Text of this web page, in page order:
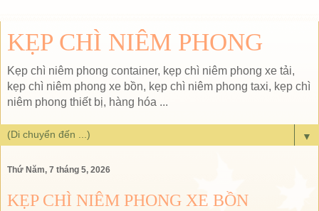
KẸP CHÌ NIÊM PHONG
Kẹp chì niêm phong container, kẹp chì niêm phong xe tải,
kẹp chì niêm phong xe bồn, kẹp chì niêm phong taxi, kẹp chì
niêm phong thiết bị, hàng hóa ...
▼
Thứ Năm, 7 tháng 5, 2026
KẸP CHÌ NIÊM PHONG XE BỒN